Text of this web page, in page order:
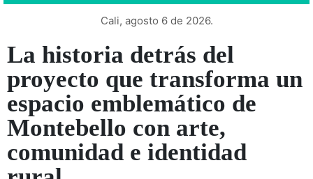
Cali, agosto 6 de 2026.
La historia detrás del
proyecto que transforma un
espacio emblemático de
Montebello con arte,
comunidad e identidad